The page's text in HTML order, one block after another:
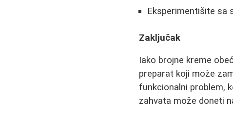
Eksperimentišite sa
Zaključak
Iako brojne kreme
preparat koji može
funkcionalni problem,
zahvata može doneti